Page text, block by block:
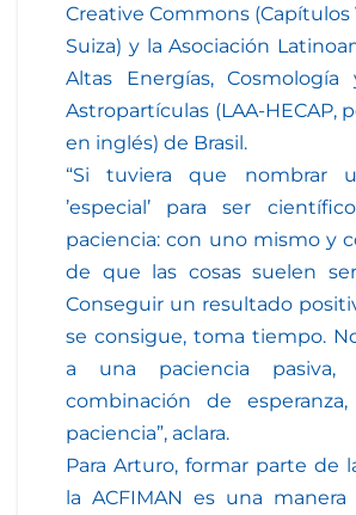
Creative Commons (Capítulos
Suiza) y la Asociación
Altas Energías,
Astropartículas (LAA-HECAP,
en inglés) de Brasil.
“Si tuviera que nombrar
’especial’ para ser
paciencia: con uno mismo y
de que las cosas suelen
Conseguir un resultado
se consigue, toma tiempo.
a una paciencia
combinación de
paciencia”, aclara.
Para Arturo, formar parte de
la ACFIMAN es una